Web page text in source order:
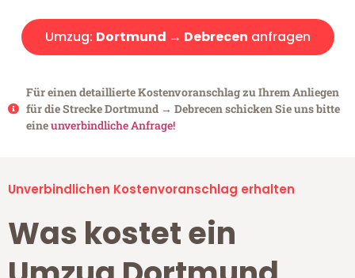
Umzug: Dortmund → Debrecen anfragen
Für einen detaillierte Kostenvoranschlag zu Ihrem Anliegen
für die Strecke Dortmund → Debrecen schicken Sie uns bitte
eineunverbindliche Anfrage!
Unverbindlichen Kostenvoranschlag erhalten
Was kostet ein